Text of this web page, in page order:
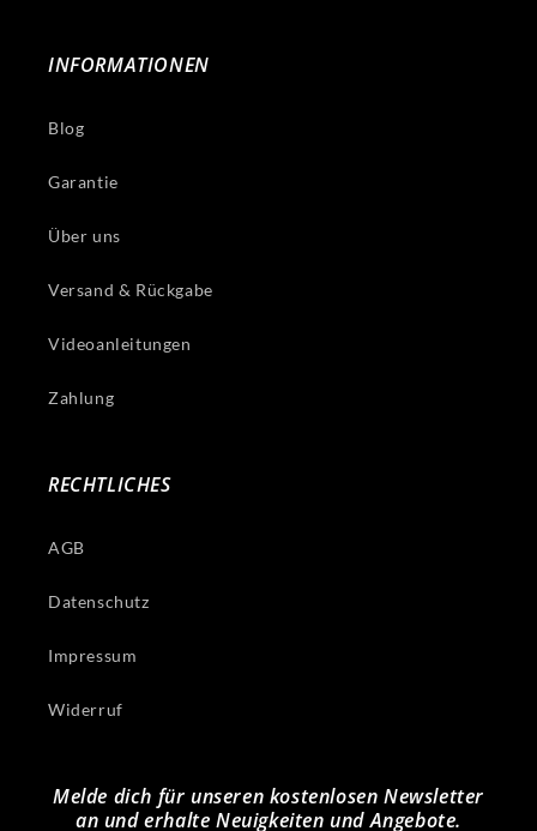
INFORMATIONEN
Blog
Garantie
Über uns
Versand & Rückgabe
Videoanleitungen
Zahlung
RECHTLICHES
AGB
Datenschutz
Impressum
Widerruf
Melde dich für unseren kostenlosen Newsletter
an und erhalte Neuigkeiten und Angebote.